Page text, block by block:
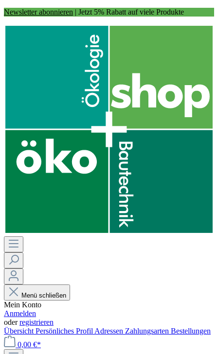
Newsletter abonnieren | Jetzt 5% Rabatt auf viele Produkte
Menü schließen
Mein Konto
Anmelden
oderregistrieren
Übersicht Persönliches Profil Adressen Zahlungsarten Bestellungen
0,00 €*